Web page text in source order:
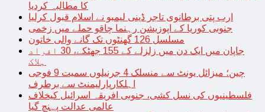
کا مطالبہ کردیا
ارب پتی برطانوی تاجر ڈینی لیمبو نے اسلام قبول کرلیا
جنوبی کوریا کے اپوزیشن رہنما چاقو حملے میں زخمی
مسلسل 126 گھنٹوں تک گانے والی خاتون
جاپان میں ایک دن میں زلزلے کے 155 جھٹکے، 30 افراد
ہلاک
چین؛ میزائل یونٹ سے منسلک 4 جرنیلوں سمیت 9 فوجی
اہلکارپارلیمنٹ سے برطرف
فلسطینیوں کی نسل کشی، جنوبی افریقہ اسرائیل کیخلاف
عالمی عدالت پہنچ گیا